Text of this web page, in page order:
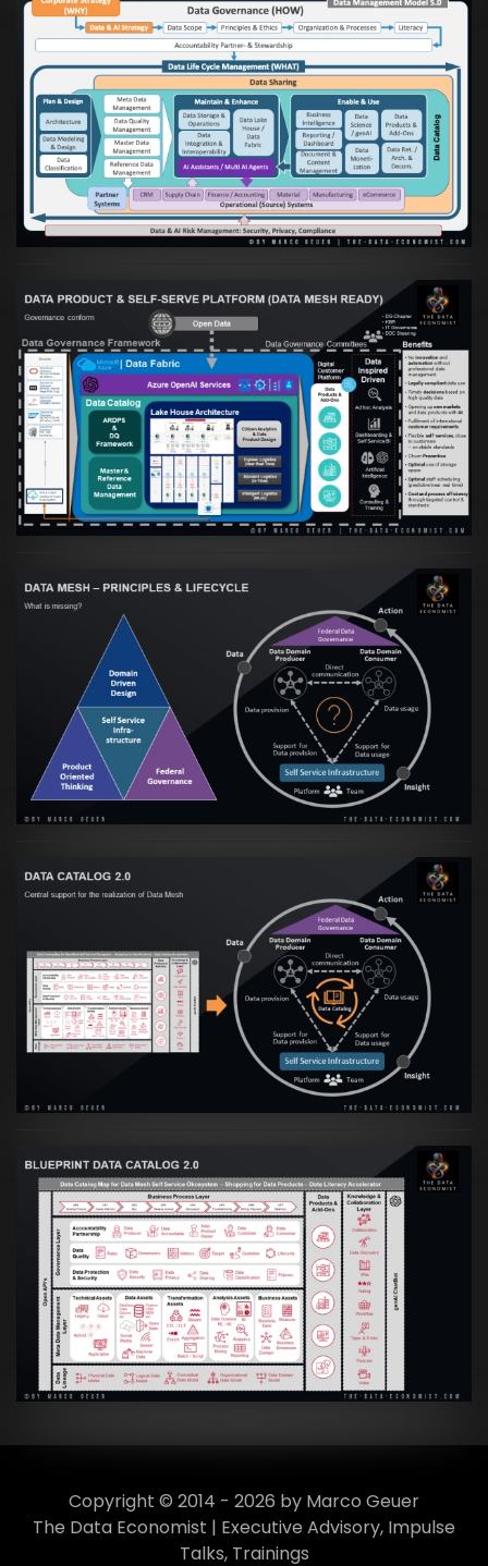
Artikel:Die moderne Architektur für
Daten- und KI-orientierte Unternehmen
VIEW
Artikel:Warum eine Data Governance
orientierte Data Fabric essenziell für
skalierbare qualitative Datenprodukte ist
VIEW
Artikel:Data Mesh Ökosysteme: Die
Transformation zur Data Inspired Human
Culture
VIEW
Artikel:Data Mesh Ökosysteme: Die
Transformation zur Data Inspired Human
Culture
VIEW
Artikel:Data Mesh Ökosysteme: Die
Transformation zur Data Inspired Human
Culture
VIEW
Copyright © 2014 - 2026 by Marco Geuer
The Data Economist | Executive Advisory, Impulse
Talks, Trainings